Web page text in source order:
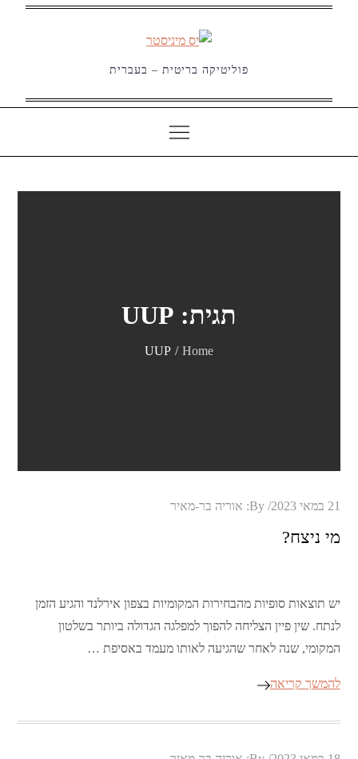
פוליטיקה בריטית – בעברית
תגית: UUP
Home
UUP
Posted
21 במאי 2023 By: אוריה בר-מאיר
מי ניצח?
יש תוצאות סופיות מהבחירות המקומיות בצפון אירלנד והגיע הזמן
לנתח. שין פיין הצליחה להפוך למפלגה הגדולה ביותר בשלטון
המקומי, שנה לאחר שהגיעה לאותו מעמד באסיפת …
להמשך קריאה